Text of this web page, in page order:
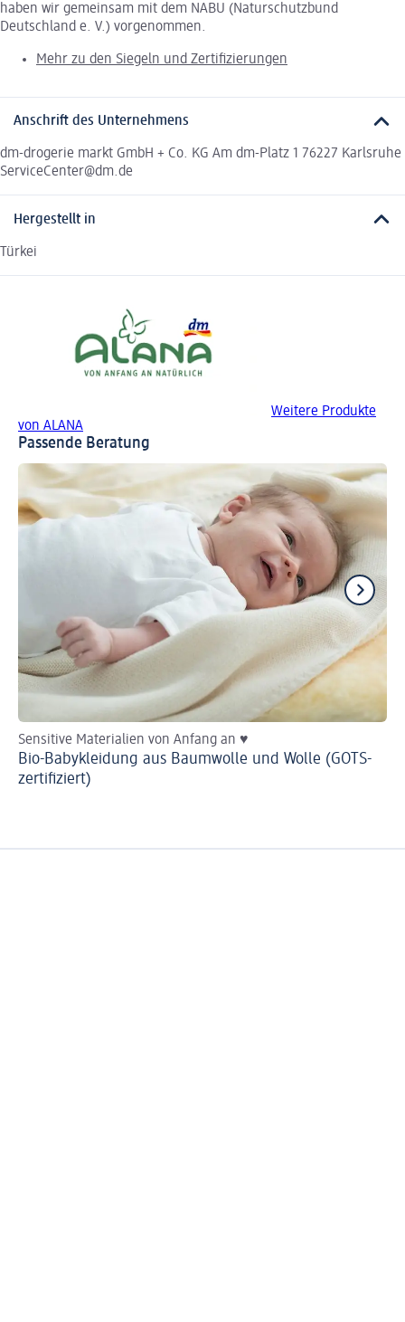
haben wir gemeinsam mit dem NABU (Naturschutzbund
Deutschland e. V.) vorgenommen.
Mehr zu den Siegeln und Zertifizierungen
Anschrift des Unternehmens
dm-drogerie markt GmbH + Co. KG Am dm-Platz 1 76227 Karlsruhe
ServiceCenter@dm.de
Hergestellt in
Türkei
Weitere Produkte
von ALANA
Passende Beratung
Sensitive Materialien von Anfang an ♥
Bio-Babykleidung aus Baumwolle und Wolle (GOTS-
zertifiziert)